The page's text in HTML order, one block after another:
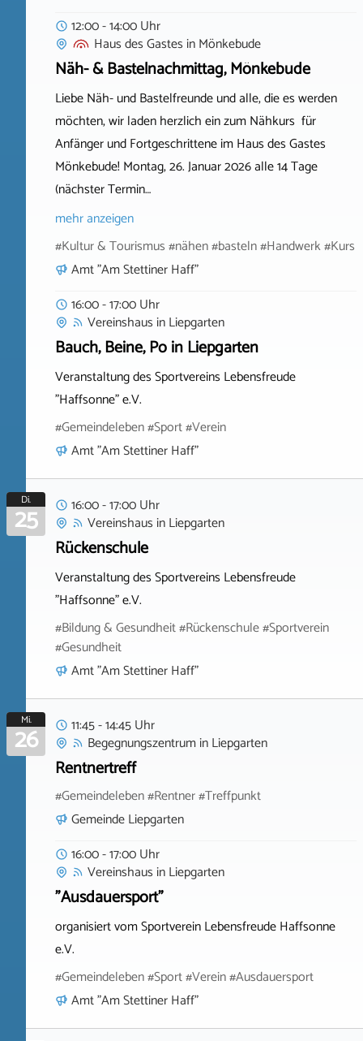
12:00 - 14:00 Uhr
Haus des Gastes inMönkebude
Näh- & Bastelnachmittag, Mönkebude
Liebe Näh- und Bastelfreunde und alle, die es werden
möchten, wir laden herzlich ein zum Nähkurs für
Anfänger und Fortgeschrittene im Haus des Gastes
Mönkebude! Montag, 26. Januar 2026 alle 14 Tage
(nächster Termin…
mehr anzeigen
#Kultur & Tourismus #nähen #basteln #Handwerk #Kurs
Amt "Am Stettiner Haff"
16:00 - 17:00 Uhr
Vereinshaus inLiepgarten
Bauch, Beine, Po in Liepgarten
Veranstaltung des Sportvereins Lebensfreude
"Haffsonne" e.V.
#Gemeindeleben #Sport #Verein
Amt "Am Stettiner Haff"
Di.
25
16:00 - 17:00 Uhr
Vereinshaus inLiepgarten
Rückenschule
Veranstaltung des Sportvereins Lebensfreude
"Haffsonne" e.V.
#Bildung & Gesundheit #Rückenschule #Sportverein
#Gesundheit
Amt "Am Stettiner Haff"
Mi.
26
11:45 - 14:45 Uhr
BegegnungszentruminLiepgarten
Rentnertreff
#Gemeindeleben #Rentner #Treffpunkt
Gemeinde Liepgarten
16:00 - 17:00 Uhr
Vereinshaus inLiepgarten
"Ausdauersport"
organisiert vom Sportverein Lebensfreude Haffsonne
e.V.
#Gemeindeleben #Sport #Verein #Ausdauersport
Amt "Am Stettiner Haff"